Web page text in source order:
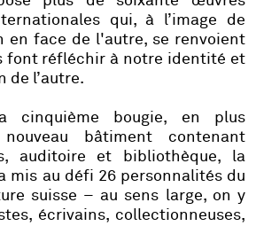
qui, à l’image de
en face de l'autre, se renvoient
font réfléchir à notre identité et
de l’autre.
cinquième bougie, en plus
bâtiment contenant
auditoire et bibliothèque, la
mis au défi 26 personnalités du
suisse – au sens large, on y
écrivains, collectionneuses,